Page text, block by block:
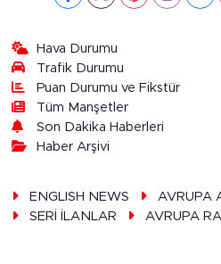
Hava Durumu
Trafik Durumu
Puan Durumu ve Fikstür
Tüm Manşetler
Son Dakika Haberleri
Haber Arşivi
ENGLISH NEWS
AVRUPA
SERİ İLANLAR
AVRUPA